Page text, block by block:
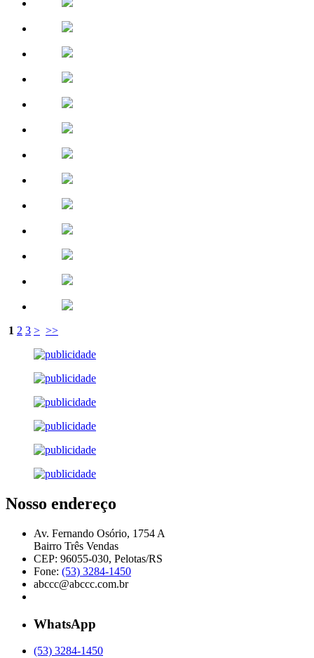
1 2 3 > >>
Nosso endereço
Av. Fernando Osório, 1754 A
Bairro Três Vendas
CEP: 96055-030, Pelotas/RS
Fone: (53) 3284-1450
abccc@abccc.com.br
WhatsApp
(53) 3284-1450